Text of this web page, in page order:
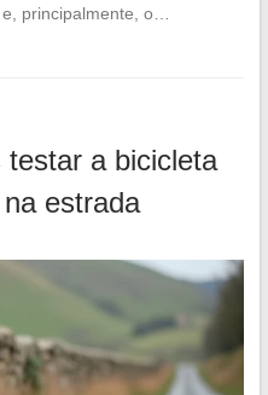
principalmente, o…
testar a bicicleta
estrada